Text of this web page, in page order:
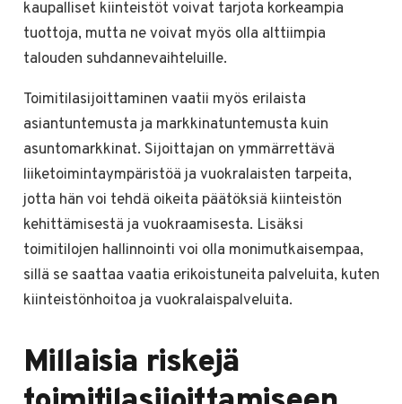
kaupalliset kiinteistöt voivat tarjota korkeampia
tuottoja, mutta ne voivat myös olla alttiimpia
talouden suhdannevaihteluille.
Toimitilasijoittaminen vaatii myös erilaista
asiantuntemusta ja markkinatuntemusta kuin
asuntomarkkinat. Sijoittajan on ymmärrettävä
liiketoimintaympäristöä ja vuokralaisten tarpeita,
jotta hän voi tehdä oikeita päätöksiä kiinteistön
kehittämisestä ja vuokraamisesta. Lisäksi
toimitilojen hallinnointi voi olla monimutkaisempaa,
sillä se saattaa vaatia erikoistuneita palveluita, kuten
kiinteistönhoitoa ja vuokralaispalveluita.
Millaisia riskejä